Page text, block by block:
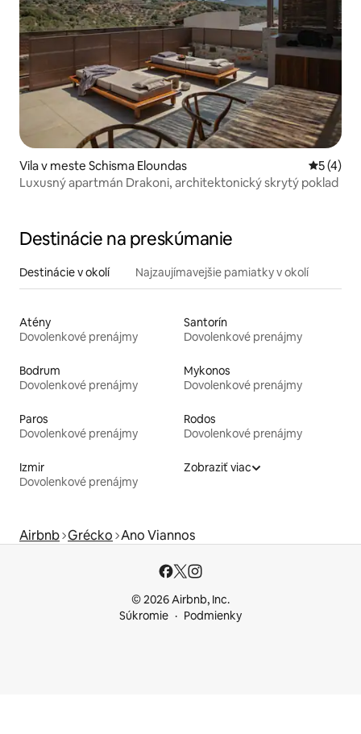
Vila v meste Schisma Eloundas
5 (4)
Luxusný apartmán Drakoni, architektonický skrytý poklad
Destinácie na preskúmanie
Destinácie v okolí Najzaujímavejšie pamiatky v okolí
Atény
Dovolenkové prenájmy
Santorín
Dovolenkové prenájmy
Bodrum
Dovolenkové prenájmy
Mykonos
Dovolenkové prenájmy
Paros
Dovolenkové prenájmy
Rodos
Dovolenkové prenájmy
Izmir
Dovolenkové prenájmy
Zobraziť viac
Airbnb Grécko Ano Viannos
© 2026 Airbnb, Inc.
Súkromie
Podmienky